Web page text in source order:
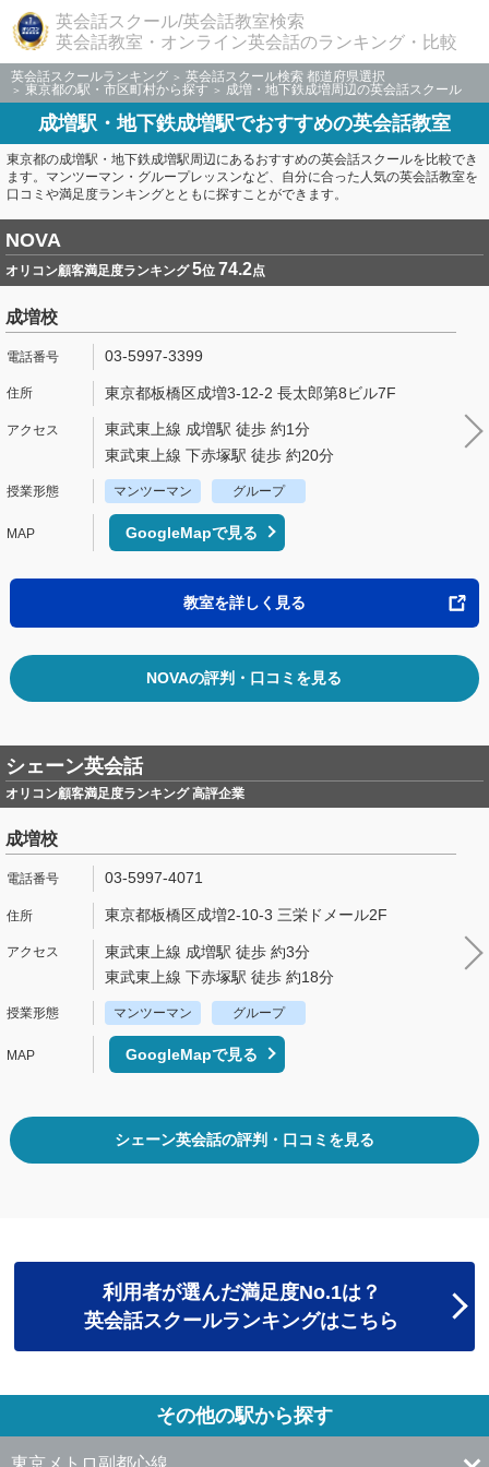
英会話スクール/英会話教室検索
英会話教室・オンライン英会話のランキング・比較
英会話スクールランキング
英会話スクール検索 都道府県選択
東京都の駅・市区町村から探す
成増・地下鉄成増周辺の英会話スクール
成増駅・地下鉄成増駅でおすすめの英会話教室
東京都の成増駅・地下鉄成増駅周辺にあるおすすめの英会話スクールを比較でき
ます。マンツーマン・グループレッスンなど、自分に合った人気の英会話教室を
口コミや満足度ランキングとともに探すことができます。
NOVA
オリコン顧客満足度ランキング5位 74.2点
成増校
03-5997-3399
東京都板橋区成増3-12-2 長太郎第8ビル7F
東武東上線 成増駅 徒歩 約1分
東武東上線 下赤塚駅 徒歩 約20分
マンツーマン グループ
GoogleMapで見る
教室を詳しく見る
NOVAの評判・口コミを見る
シェーン英会話
オリコン顧客満足度ランキング 高評企業
成増校
03-5997-4071
東京都板橋区成増2-10-3 三栄ドメール2F
東武東上線 成増駅 徒歩 約3分
東武東上線 下赤塚駅 徒歩 約18分
マンツーマン グループ
GoogleMapで見る
シェーン英会話の評判・口コミを見る
利用者が選んだ満足度No.1は？
英会話スクールランキングはこちら
その他の駅から探す